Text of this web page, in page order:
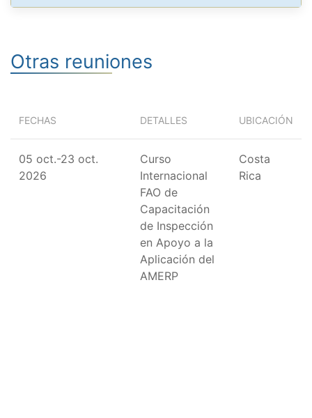
Otras reuniones
FECHAS DETALLES UBICACIÓN
05 oct.-23 oct.
2026
Curso
Internacional
FAO de
Capacitación
de Inspección
en Apoyo a la
Aplicación del
AMERP
Costa
Rica